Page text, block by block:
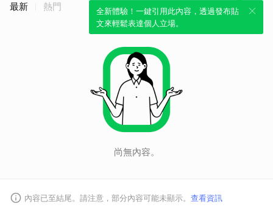
全新體驗！一鍵引用此內容，透過發布貼
文來輕鬆表達個人立場。
最新 熱門
尚無內容。
內容已至結尾。請注意，部分內容可能未顯示。 查看資訊